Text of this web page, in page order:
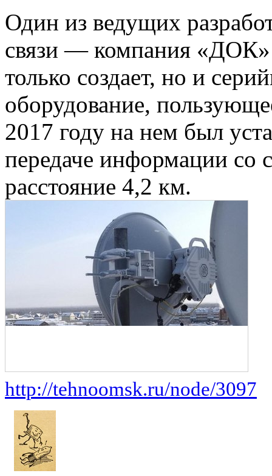
Один из ведущих
связи — компания
только создает, но и
оборудование,
2017 году на нем был
передаче информации со
расстояние 4,2 км.
http://tehnoomsk.ru/node/3097